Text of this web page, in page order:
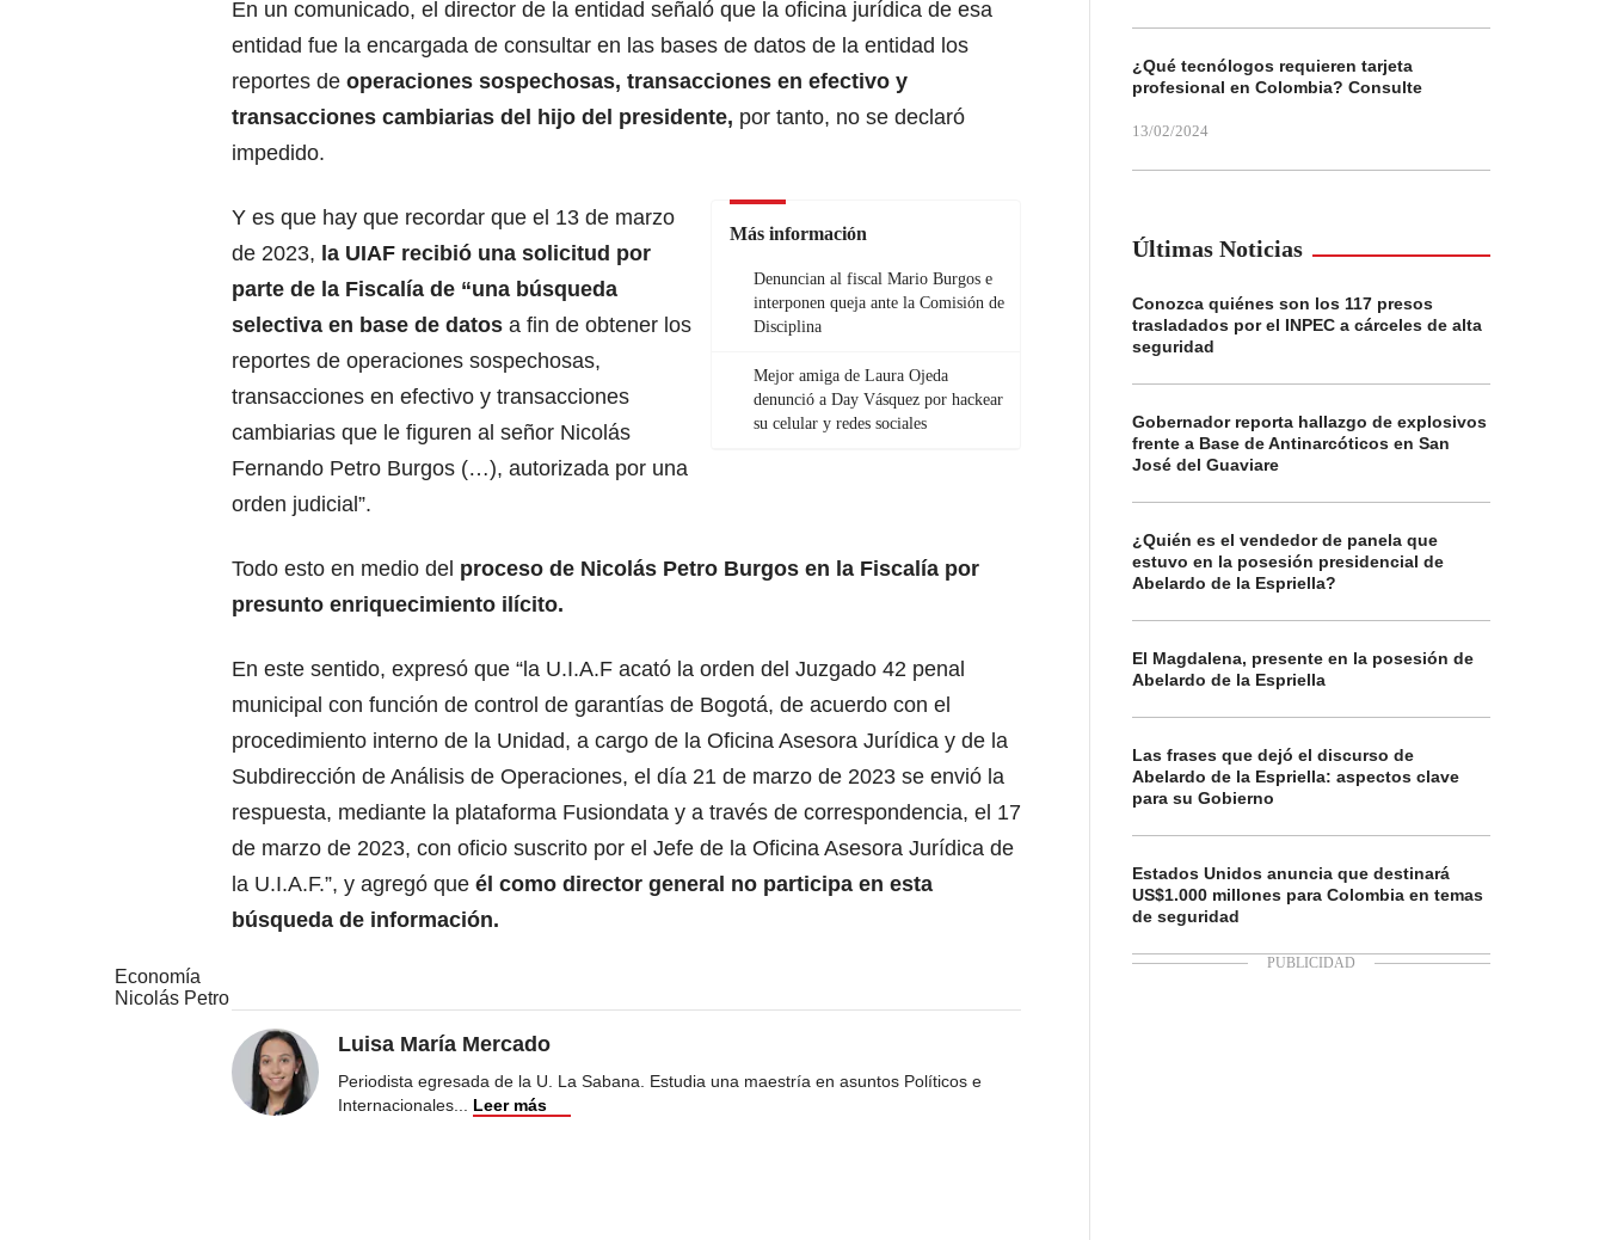
En un comunicado, el director de la entidad señaló que la oficina jurídica de esa
entidad fue la encargada de consultar en las bases de datos de la entidad los
reportes de operaciones sospechosas, transacciones en efectivo y
transacciones cambiarias del hijo del presidente, por tanto, no se declaró
impedido.
Más información
Denuncian al fiscal Mario Burgos e
interponen queja ante la Comisión de
Disciplina
Mejor amiga de Laura Ojeda
denunció a Day Vásquez por hackear
su celular y redes sociales
Y es que hay que recordar que el 13 de marzo
de 2023, la UIAF recibió una solicitud por
parte de la Fiscalía de “una búsqueda
selectiva en base de datos a fin de obtener los
reportes de operaciones sospechosas,
transacciones en efectivo y transacciones
cambiarias que le figuren al señor Nicolás
Fernando Petro Burgos (…), autorizada por una
orden judicial”.
Todo esto en medio del proceso de Nicolás Petro Burgos en la Fiscalía por
presunto enriquecimiento ilícito.
En este sentido, expresó que “la U.I.A.F acató la orden del Juzgado 42 penal
municipal con función de control de garantías de Bogotá, de acuerdo con el
procedimiento interno de la Unidad, a cargo de la Oficina Asesora Jurídica y de la
Subdirección de Análisis de Operaciones, el día 21 de marzo de 2023 se envió la
respuesta, mediante la plataforma Fusiondata y a través de correspondencia, el 17
de marzo de 2023, con oficio suscrito por el Jefe de la Oficina Asesora Jurídica de
la U.I.A.F.”, y agregó que él como director general no participa en esta
búsqueda de información.
Economía
Nicolás Petro
Luisa María Mercado
Periodista egresada de la U. La Sabana. Estudia una maestría en asuntos Políticos e
Internacionales... Leer más
¿Qué tecnólogos requieren tarjeta
profesional en Colombia? Consulte
13/02/2024
Últimas Noticias
Conozca quiénes son los 117 presos
trasladados por el INPEC a cárceles de alta
seguridad
Gobernador reporta hallazgo de explosivos
frente a Base de Antinarcóticos en San
José del Guaviare
¿Quién es el vendedor de panela que
estuvo en la posesión presidencial de
Abelardo de la Espriella?
El Magdalena, presente en la posesión de
Abelardo de la Espriella
Las frases que dejó el discurso de
Abelardo de la Espriella: aspectos clave
para su Gobierno
Estados Unidos anuncia que destinará
US$1.000 millones para Colombia en temas
de seguridad